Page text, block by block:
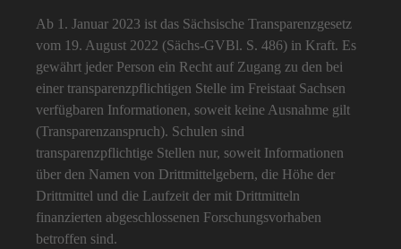
Ab 1. Januar 2023 ist das Sächsische Transparenzgesetz
vom 19. August 2022 (Sächs-GVBl. S. 486) in Kraft. Es
gewährt jeder Person ein Recht auf Zugang zu den bei
einer transparenzpflichtigen Stelle im Freistaat Sachsen
verfügbaren Informationen, soweit keine Ausnahme gilt
(Transparenzanspruch). Schulen sind
transparenzpflichtige Stellen nur, soweit Informationen
über den Namen von Drittmittelgebern, die Höhe der
Drittmittel und die Laufzeit der mit Drittmitteln
finanzierten abgeschlossenen Forschungsvorhaben
betroffen sind.